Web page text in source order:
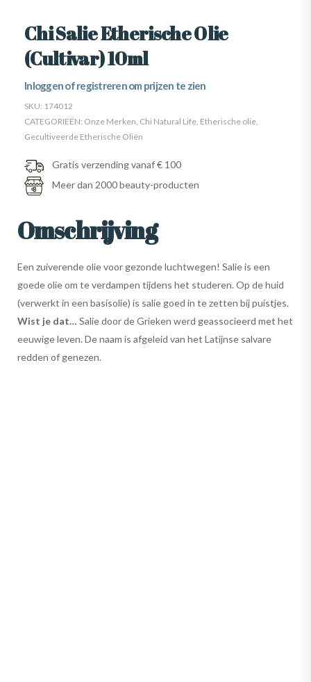
Chi Salie Etherische Olie
(Cultivar) 10ml
Inloggen of registreren om prijzen te zien
SKU: 174012
CATEGORIEËN: Onze Merken Chi Natural Life Etherische olie
Gecultiveerde Etherische Oliën
Gratis verzending vanaf € 100
Meer dan 2000 beauty-producten
Omschrijving
Een zuiverende olie voor gezonde luchtwegen! Salie is een
goede olie om te verdampen tijdens het studeren. Op de huid
(verwerkt in een basisolie) is salie goed in te zetten bij puistjes.
Wist je dat… Salie door de Grieken werd geassocieerd met het
eeuwige leven. De naam is afgeleid van het Latijnse salvare
redden of genezen.